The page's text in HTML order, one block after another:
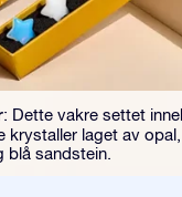
: Dette vakre settet
krystaller laget av
blå sandstein.